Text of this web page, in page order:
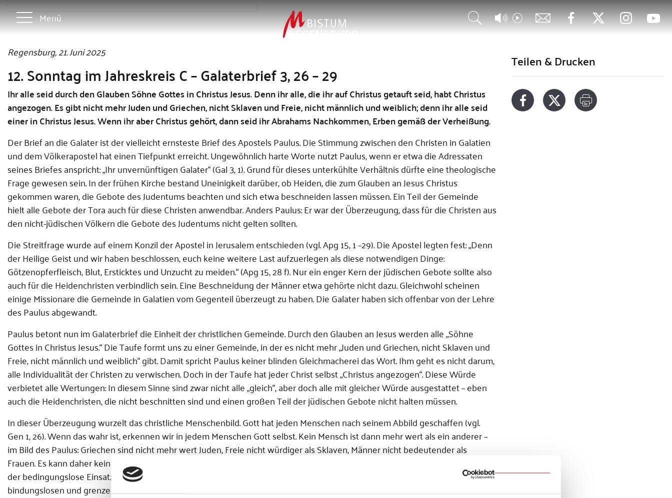
Menü
Regensburg, 21. Juni 2025
12. Sonntag im Jahreskreis C – Galaterbrief 3, 26 – 29
Ihr alle seid durch den Glauben Söhne Gottes in Christus Jesus. Denn ihr alle, die ihr auf Christus getauft seid, habt Christus
angezogen. Es gibt nicht mehr Juden und Griechen, nicht Sklaven und Freie, nicht männlich und weiblich; denn ihr alle seid
einer in Christus Jesus. Wenn ihr aber Christus gehört, dann seid ihr Abrahams Nachkommen, Erben gemäß der Verheißung.
Der Brief an die Galater ist der vielleicht ernsteste Brief des Apostels Paulus. Die Stimmung zwischen den Christen in Galatien
und dem Völkerapostel hat einen Tiefpunkt erreicht. Ungewöhnlich harte Worte nutzt Paulus, wenn er etwa die Adressaten
seines Briefes anspricht: „Ihr unvernünftigen Galater“ (Gal 3, 1). Grund für dieses unterkühlte Verhältnis dürfte eine theologische
Frage gewesen sein. In der frühen Kirche bestand Uneinigkeit darüber, ob Heiden, die zum Glauben an Jesus Christus
gekommen waren, die Gebote des Judentums beachten und sich etwa beschneiden lassen müssen. Ein Teil der Gemeinde
hielt alle Gebote der Tora auch für diese Christen anwendbar. Anders Paulus: Er war der Überzeugung, dass für die Christen aus
den nicht-jüdischen Völkern die Gebote des Judentums nicht gelten sollten.
Die Streitfrage wurde auf einem Konzil der Apostel in Jerusalem entschieden (vgl. Apg 15, 1 –29). Die Apostel legten fest: „Denn
der Heilige Geist und wir haben beschlossen, euch keine weitere Last aufzuerlegen als diese notwendigen Dinge:
Götzenopferfleisch, Blut, Ersticktes und Unzucht zu meiden.“ (Apg 15, 28 f). Nur ein enger Kern der jüdischen Gebote sollte also
auch für die Heidenchristen verbindlich sein. Eine Beschneidung der Männer etwa gehörte nicht dazu. Gleichwohl scheinen
einige Missionare die Gemeinde in Galatien vom Gegenteil überzeugt zu haben. Die Galater haben sich offenbar von der Lehre
des Paulus abgewandt.
Paulus betont nun im Galaterbrief die Einheit der christlichen Gemeinde. Durch den Glauben an Jesus werden alle „Söhne
Gottes in Christus Jesus.“ Die Taufe formt uns zu einer Gemeinde, in der es nicht mehr „Juden und Griechen, nicht Sklaven und
Freie, nicht männlich und weiblich“ gibt. Damit spricht Paulus keiner blinden Gleichmacherei das Wort. Ihm geht es nicht darum,
alle Individualität der Christen zu verwischen. Doch in der Taufe hat jeder Christ selbst „Christus angezogen“. Diese Würde
verbietet alle Wertungen: In diesem Sinne sind zwar nicht alle „gleich“, aber doch alle mit gleicher Würde ausgestattet – eben
auch die Heidenchristen, die nicht beschnitten sind und einen großen Teil der jüdischen Gebote nicht halten müssen.
In dieser Überzeugung wurzelt das christliche Menschenbild. Gott hat jeden Menschen nach seinem Abbild geschaffen (vgl.
Gen 1, 26). Wenn das wahr ist, erkennen wir in jedem Menschen Gott selbst. Kein Mensch ist dann mehr wert als ein anderer –
im Bild des Paulus: Griechen sind nicht mehr wert Juden, Freie nicht würdiger als Sklaven, Männer nicht bedeutender als
Frauen. Es kann daher keinen christlichen Rassismus geben, kein „unwertes“ oder „unnützes“ Leben. Aus dieser Botschaft folgt
der bedingungslose Einsatz der Kirche für jedes Leben – von der Empfängnis bis zum Tod. Vor Gott hat jedes Leben einen
bindungslosen und grenzenlosen Wert.
Teilen & Drucken